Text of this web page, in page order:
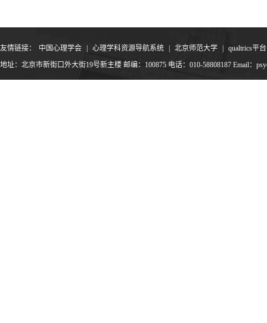
友情链接： 中国心理学会 心理学科资源导航系统 北京师范大学
qualtrics平台
地址：北京市新街口外大街19号新主楼 邮编：100875 电话：010-58808187 Email：